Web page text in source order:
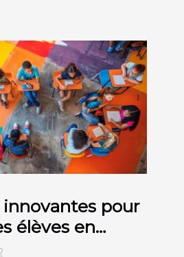
pour
élèves en